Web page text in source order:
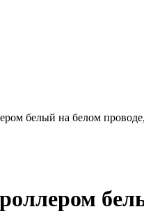
белый на белом